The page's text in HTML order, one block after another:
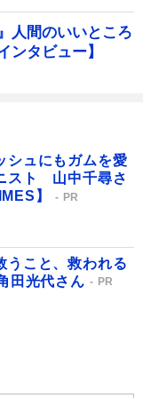
人間のいいところ
ンタビュー】
シュにもガムを愛
スト 山中千尋さ
】
PR
うこと、救われる
田光代さん
PR